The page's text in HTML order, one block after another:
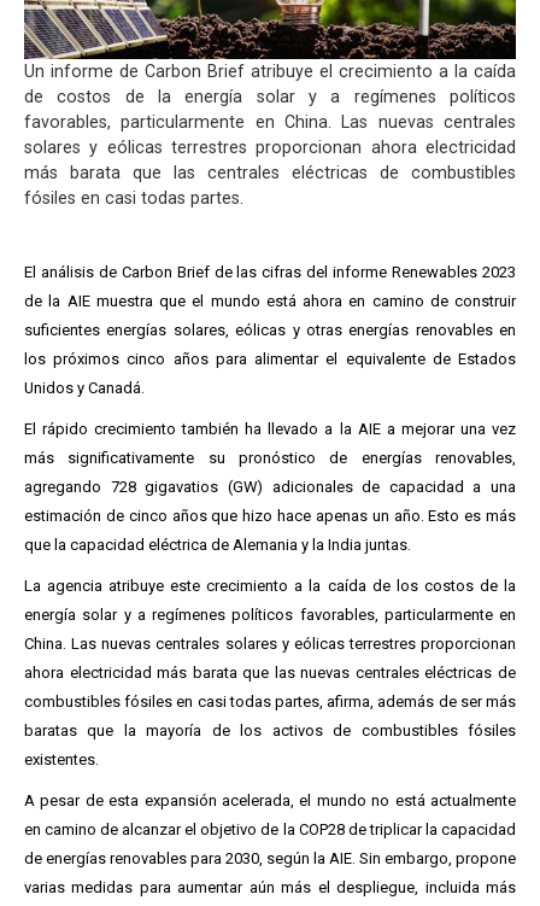
Un informe de Carbon Brief atribuye el crecimiento a la caída
de costos de la energía solar y a regímenes políticos
favorables, particularmente en China. Las nuevas centrales
solares y eólicas terrestres proporcionan ahora electricidad
más barata que las centrales eléctricas de combustibles
fósiles en casi todas partes.
El análisis de Carbon Brief de las cifras del informe Renewables 2023
de la AIE muestra que el mundo está ahora en camino de construir
suficientes energías solares, eólicas y otras energías renovables en
los próximos cinco años para alimentar el equivalente de Estados
Unidos y Canadá.
El rápido crecimiento también ha llevado a la AIE a mejorar una vez
más significativamente su pronóstico de energías renovables,
agregando 728 gigavatios (GW) adicionales de capacidad a una
estimación de cinco años que hizo hace apenas un año. Esto es más
que la capacidad eléctrica de Alemania y la India juntas.
La agencia atribuye este crecimiento a la caída de los costos de la
energía solar y a regímenes políticos favorables, particularmente en
China. Las nuevas centrales solares y eólicas terrestres proporcionan
ahora electricidad más barata que las nuevas centrales eléctricas de
combustibles fósiles en casi todas partes, afirma, además de ser más
baratas que la mayoría de los activos de combustibles fósiles
existentes.
A pesar de esta expansión acelerada, el mundo no está actualmente
en camino de alcanzar el objetivo de la COP28 de triplicar la capacidad
de energías renovables para 2030, según la AIE. Sin embargo, propone
varias medidas para aumentar aún más el despliegue, incluida más